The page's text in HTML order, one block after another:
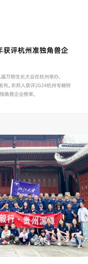
获评杭州准独角兽企
万物生长大会在杭州举办，
。衣邦人获评2024杭州专精特
角兽企业榜单。